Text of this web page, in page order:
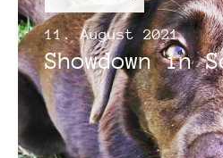
11. August 2021
Showdown in